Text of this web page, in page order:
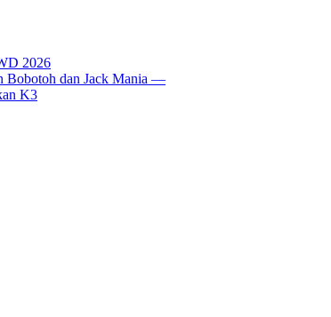
2026
Bobotoh dan Jack Mania —
K3